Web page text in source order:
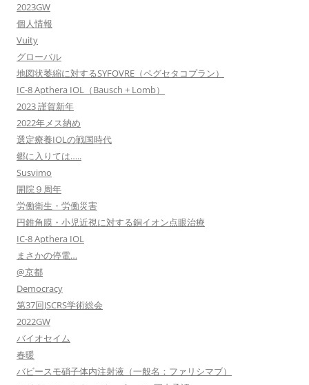
2023GW
個人情報
Vuity
グローバル
地図状萎縮に対するSYFOVRE（ペグセタコプラン）
IC-8 Apthera IOL（Bausch + Lomb）
2023 謹賀新年
2022年メス納め
選定療養IOLの戦国時代
郷に入りては…..
Susvimo
開院９周年
労働衛生・労働災害
円錐角膜・小児近視に対する銅イオン点眼治療
IC-8 Apthera IOL
まさかの停電…
@京都
Democracy
第37回JSCRS学術総会
2022GW
バイオセイム
春暖
バビースモ硝子体内注射液（一般名：ファリシマブ）